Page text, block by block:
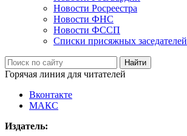
Новости Росреестра
Новости ФНС
Новости ФССП
Списки присяжных заседателей
Горячая линия для читателей
Вконтакте
МАКС
Издатель: